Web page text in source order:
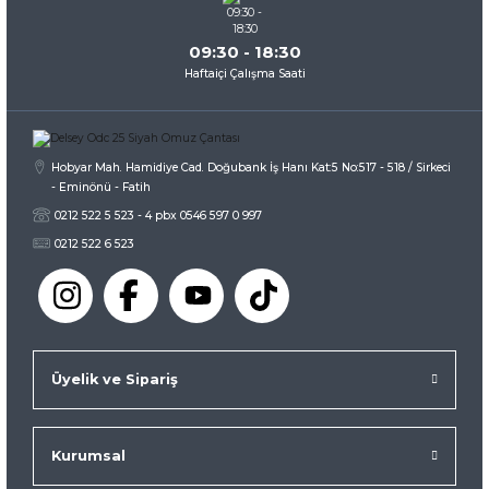
09:30 - 18:30
Haftaiçi Çalışma Saati
Hobyar Mah. Hamidiye Cad. Doğubank İş Hanı Kat:5 No:517 - 518 / Sirkeci
- Eminönü - Fatih
0212 522 5 523 - 4 pbx 0546 597 0 997
0212 522 6 523
Üyelik ve Sipariş
Kurumsal